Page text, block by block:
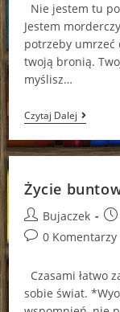
Nie jestem tu
Jestem
potrzeby umrzeć
twoją bronią.
myślisz…
Czytaj DalejDiaboliki
Nic
Nie
Czują…
Życie
Post
author:
Bujaczek
Post0 Komentarzy
Czasami łatwo
sobie świat.